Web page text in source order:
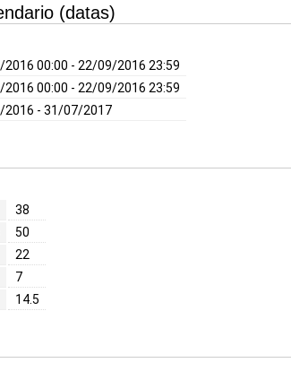
(datas)
00:00 - 22/09/2016 23:59
00:00 - 22/09/2016 23:59
2016 - 31/07/2017
38
50
22
7
14.5